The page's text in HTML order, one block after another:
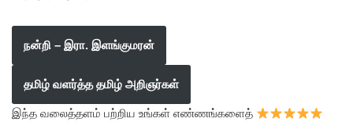
நன்றி – இரா. இளங்குமரன்
தமிழ் வளர்த்த தமிழ் அறிஞர்கள்
இந்த வலைத்தளம் பற்றிய உங்கள் எண்ணங்களைத்